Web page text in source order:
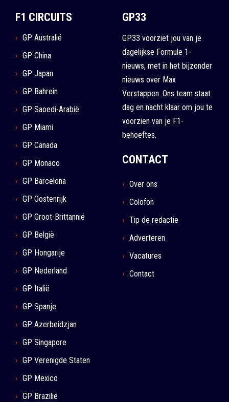
F1 CIRCUITS
GP Australië
GP China
GP Japan
GP Bahrein
GP Saoedi-Arabië
GP Miami
GP Canada
GP Monaco
GP Barcelona
GP Oostenrijk
GP Groot-Brittannië
GP België
GP Hongarije
GP Nederland
GP Italië
GP Spanje
GP Azerbeidzjan
GP Singapore
GP Verenigde Staten
GP Mexico
GP Brazilië
GP33
GP33 voorziet jou van je
dagelijkse Formule 1-
nieuws, met in het bijzonder
nieuws over Max
Verstappen. Ons team staat
dag en nacht klaar om jou te
voorzien van je F1-
behoeftes.
CONTACT
Over ons
Colofon
Tip de redactie
Adverteren
Vacatures
Contact